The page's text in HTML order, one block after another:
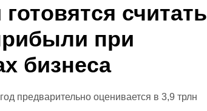
считать
при
бизнеса
предварительно оценивается в 3,9 трлн